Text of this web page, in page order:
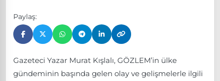
Paylaş:
Gazeteci Yazar Murat Kışlalı, GÖZLEM’in ülke
gündeminin başında gelen olay ve gelişmelerle ilgili